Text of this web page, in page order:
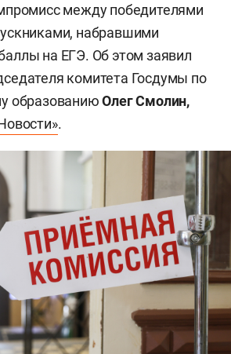
между победителями
набравшими
на ЕГЭ. Об этом заявил
комитета Госдумы по
образованиюОлег Смолин,
.